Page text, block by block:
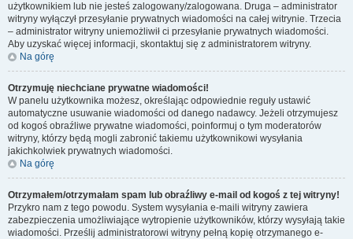
użytkownikiem lub nie jesteś zalogowany/zalogowana. Druga – administrator
witryny wyłączył przesyłanie prywatnych wiadomości na całej witrynie. Trzecia
– administrator witryny uniemożliwił ci przesyłanie prywatnych wiadomości.
Aby uzyskać więcej informacji, skontaktuj się z administratorem witryny.
Na górę
Otrzymuję niechciane prywatne wiadomości!
W panelu użytkownika możesz, określając odpowiednie reguły ustawić
automatyczne usuwanie wiadomości od danego nadawcy. Jeżeli otrzymujesz
od kogoś obraźliwe prywatne wiadomości, poinformuj o tym moderatorów
witryny, którzy będą mogli zabronić takiemu użytkownikowi wysyłania
jakichkolwiek prywatnych wiadomości.
Na górę
Otrzymałem/otrzymałam spam lub obraźliwy e-mail od kogoś z tej witryny!
Przykro nam z tego powodu. System wysyłania e-maili witryny zawiera
zabezpieczenia umożliwiające wytropienie użytkowników, którzy wysyłają takie
wiadomości. Prześlij administratorowi witryny pełną kopię otrzymanego e-